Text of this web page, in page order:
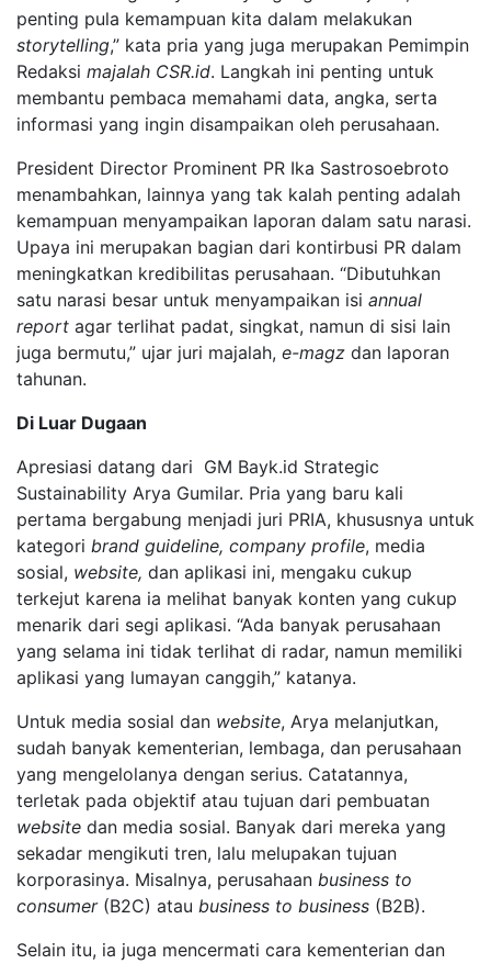
penting pula kemampuan kita dalam melakukan
storytelling,” kata pria yang juga merupakan Pemimpin
Redaksi majalah CSR.id. Langkah ini penting untuk
membantu pembaca memahami data, angka, serta
informasi yang ingin disampaikan oleh perusahaan.
President Director Prominent PR Ika Sastrosoebroto
menambahkan, lainnya yang tak kalah penting adalah
kemampuan menyampaikan laporan dalam satu narasi.
Upaya ini merupakan bagian dari kontirbusi PR dalam
meningkatkan kredibilitas perusahaan. “Dibutuhkan
satu narasi besar untuk menyampaikan isi annual
report agar terlihat padat, singkat, namun di sisi lain
juga bermutu,” ujar juri majalah, e-magz dan laporan
tahunan.
Di Luar Dugaan
Apresiasi datang dari GM Bayk.id Strategic
Sustainability Arya Gumilar. Pria yang baru kali
pertama bergabung menjadi juri PRIA, khususnya untuk
kategori brand guideline, company profile, media
sosial, website, dan aplikasi ini, mengaku cukup
terkejut karena ia melihat banyak konten yang cukup
menarik dari segi aplikasi. “Ada banyak perusahaan
yang selama ini tidak terlihat di radar, namun memiliki
aplikasi yang lumayan canggih,” katanya.
Untuk media sosial dan website, Arya melanjutkan,
sudah banyak kementerian, lembaga, dan perusahaan
yang mengelolanya dengan serius. Catatannya,
terletak pada objektif atau tujuan dari pembuatan
website dan media sosial. Banyak dari mereka yang
sekadar mengikuti tren, lalu melupakan tujuan
korporasinya. Misalnya, perusahaan business to
consumer (B2C) atau business to business (B2B).
Selain itu, ia juga mencermati cara kementerian dan